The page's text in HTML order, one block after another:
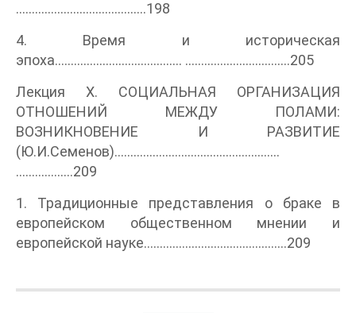
.........................................198
4. Время и историческая
эпоха........................................ .................................205
Лекция X. СОЦИАЛЬНАЯ ОРГАНИЗАЦИЯ
ОТНОШЕНИЙ МЕЖДУ ПОЛАМИ:
ВОЗНИКНОВЕНИЕ И РАЗВИТИЕ
(Ю.И.Семенов)....................................................
..................209
1. Традиционные представления о браке в
европейском общественном мнении и
европейской науке.............................................209